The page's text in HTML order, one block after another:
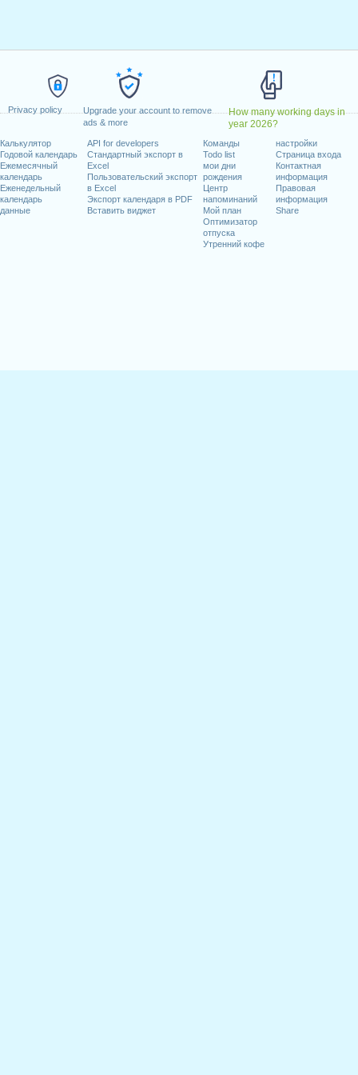
Privacy policy
Upgrade your account to remove
ads & more
How many working days in
year 2026?
Калькулятор
Годовой календарь
Ежемесячный
календарь
Еженедельный
календарь
данные
API for developers
Стандартный экспорт в
Excel
Пользовательский экспорт
в Excel
Экспорт календаря в PDF
Вставить виджет
Команды
Todo list
мои дни
рождения
Центр
напоминаний
Мой план
Оптимизатор
отпуска
Утренний кофе
настройки
Страница входа
Контактная
информация
Правовая
информация
Share
25, 2020
: пятница, июль 3, 2020
7, 2020
12, 2020
2020
25, 2020
на выходные
4, 2020